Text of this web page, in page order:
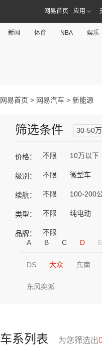
网易首页 应用
新闻 体育 NBA 娱乐
网易首页 > 网易汽车 > 新能源
筛选条件 30-50万
价格： 不限 10万以下
级别： 不限 微型车
续航： 不限 100-200
类型： 不限 纯电动
品牌：
不限
A
B C D E
DS 大众 东南
东风奕派
车系列表 为您筛选出